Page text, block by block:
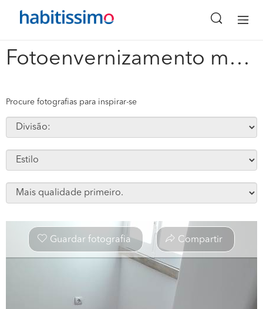
Fotoenvernizamento meio brilho #246270
x
Procure fotografias para inspirar-se
Guardar fotografia Compartir